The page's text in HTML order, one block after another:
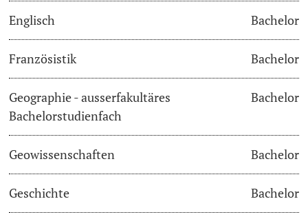
Campus Stories
Hörerinnen/Hörer
Student Life
Beratung & Support
Studienberatung
Englisch Bachelor
Französistik Bachelor
Geographie - ausserfakultäres
Bachelorstudienfach
Bachelor
Geowissenschaften Bachelor
Geschichte Bachelor